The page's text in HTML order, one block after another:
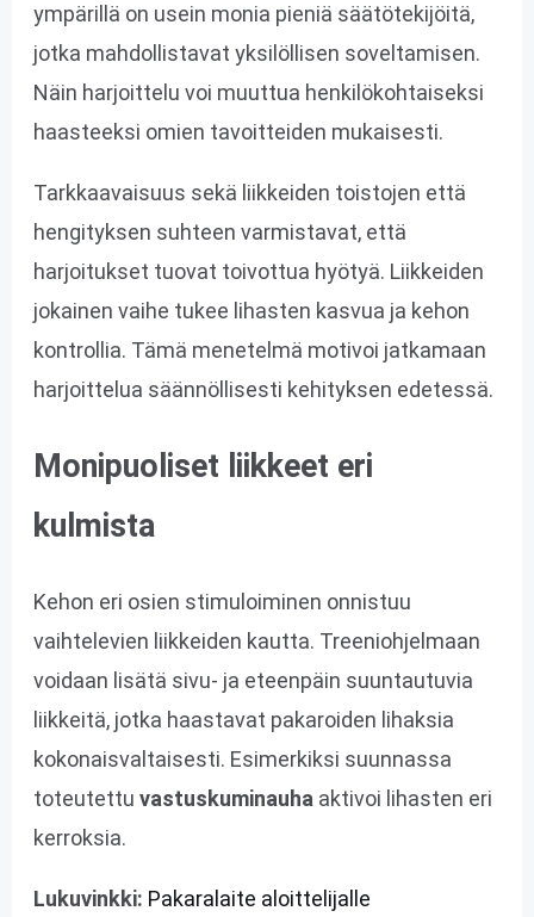
ympärillä on usein monia pieniä säätötekijöitä,
jotka mahdollistavat yksilöllisen soveltamisen.
Näin harjoittelu voi muuttua henkilökohtaiseksi
haasteeksi omien tavoitteiden mukaisesti.
Tarkkaavaisuus sekä liikkeiden toistojen että
hengityksen suhteen varmistavat, että
harjoitukset tuovat toivottua hyötyä. Liikkeiden
jokainen vaihe tukee lihasten kasvua ja kehon
kontrollia. Tämä menetelmä motivoi jatkamaan
harjoittelua säännöllisesti kehityksen edetessä.
Monipuoliset liikkeet eri
kulmista
Kehon eri osien stimuloiminen onnistuu
vaihtelevien liikkeiden kautta. Treeniohjelmaan
voidaan lisätä sivu- ja eteenpäin suuntautuvia
liikkeitä, jotka haastavat pakaroiden lihaksia
kokonaisvaltaisesti. Esimerkiksi suunnassa
toteutettu vastuskuminauha aktivoi lihasten eri
kerroksia.
Lukuvinkki: Pakaralaite aloittelijalle